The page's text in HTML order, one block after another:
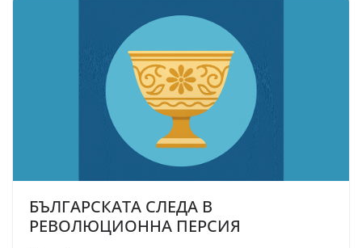
БЪЛГАРСКАТА СЛЕДА В
РЕВОЛЮЦИОННА ПЕРСИЯ